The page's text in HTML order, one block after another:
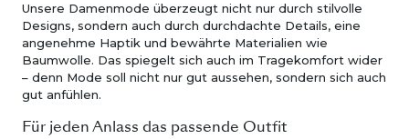
Unsere Damenmode überzeugt nicht nur durch stilvolle
Designs, sondern auch durch durchdachte Details, eine
angenehme Haptik und bewährte Materialien wie
Baumwolle. Das spiegelt sich auch im Tragekomfort wider
– denn Mode soll nicht nur gut aussehen, sondern sich auch
gut anfühlen.
Für jeden Anlass das passende Outfit